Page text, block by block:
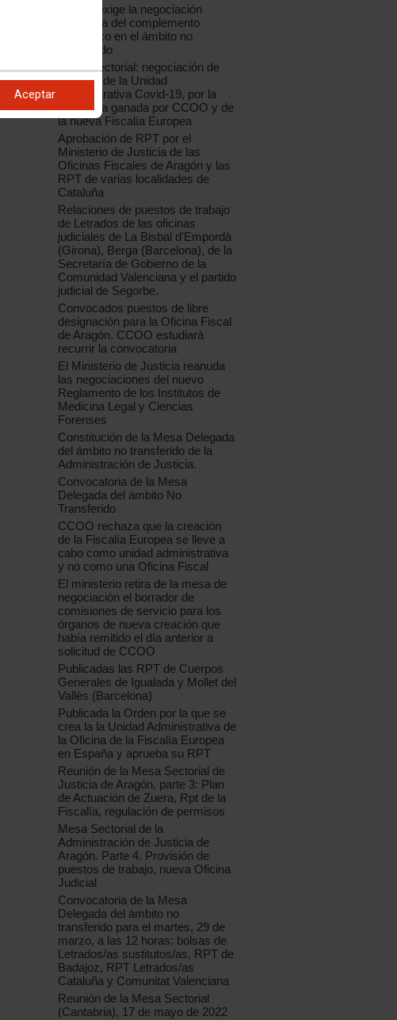
Aceptar
de
CCOO exige la negociación
inmediata del complemento
específico en el ámbito no
transferido
Mesa Sectorial: negociación de
las RPT de la Unidad
Administrativa Covid-19, por la
sentencia ganada por CCOO y de
la nueva Fiscalía Europea
Aprobación de RPT por el
Ministerio de Justicia de las
Oficinas Fiscales de Aragón y las
RPT de varias localidades de
Cataluña
Relaciones de puestos de trabajo
de Letrados de las oficinas
judiciales de La Bisbal d'Empordà
(Girona), Berga (Barcelona), de la
Secretaría de Gobierno de la
Comunidad Valenciana y el partido
judicial de Segorbe.
Convocados puestos de libre
designación para la Oficina Fiscal
de Aragón. CCOO estudiará
recurrir la convocatoria
El Ministerio de Justicia reanuda
las negociaciones del nuevo
Reglamento de los Institutos de
Medicina Legal y Ciencias
Forenses
Constitución de la Mesa Delegada
del ámbito no transferido de la
Administración de Justicia.
Convocatoria de la Mesa
Delegada del ámbito No
Transferido
CCOO rechaza que la creación
de la Fiscalía Europea se lleve a
cabo como unidad administrativa
y no como una Oficina Fiscal
El ministerio retira de la mesa de
negociación el borrador de
comisiones de servicio para los
órganos de nueva creación que
había remitido el día anterior a
solicitud de CCOO
Publicadas las RPT de Cuerpos
Generales de Igualada y Mollet del
Vallès (Barcelona)
Publicada la Orden por la que se
crea la la Unidad Administrativa de
la Oficina de la Fiscalía Europea
en España y aprueba su RPT
Reunión de la Mesa Sectorial de
Justicia de Aragón, parte 3: Plan
de Actuación de Zuera, Rpt de la
Fiscalía, regulación de permisos
Mesa Sectorial de la
Administración de Justicia de
Aragón. Parte 4. Provisión de
puestos de trabajo, nueva Oficina
Judicial
Convocatoria de la Mesa
Delegada del ámbito no
transferido para el martes, 29 de
marzo, a las 12 horas: bolsas de
Letrados/as sustitutos/as, RPT de
Badajoz, RPT Letrados/as
Cataluña y Comunitat Valenciana
Reunión de la Mesa Sectorial
(Cantabria), 17 de mayo de 2022